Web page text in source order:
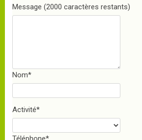
Message (2000 caractères restants)
Nom*
Activité*